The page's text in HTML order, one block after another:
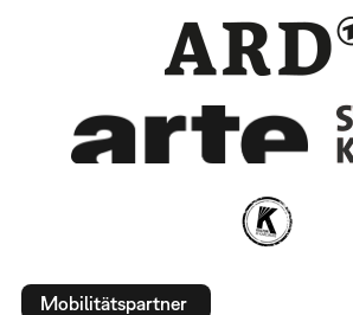
Mobilitätspartner